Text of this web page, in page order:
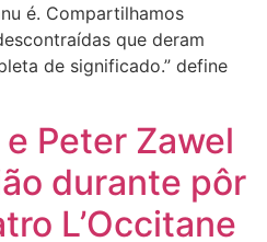
é. Compartilhamos
que deram
de significado.” define
Peter Zawel
durante pôr
L’Occitane